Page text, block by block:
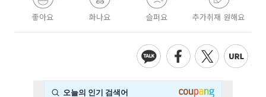
좋아요 화나요 슬퍼요 추가취재 원해요